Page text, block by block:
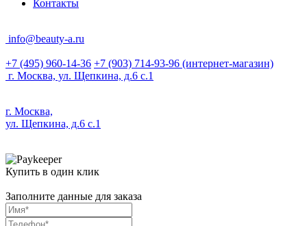
Контакты
info@beauty-a.ru
+7 (495) 960-14-36 +7 (903) 714-93-96 (интернет-магазин)
г. Москва, ул. Щепкина, д.6 с.1
г. Москва,
ул. Щепкина, д.6 с.1
Купить в один клик
Заполните данные для заказа